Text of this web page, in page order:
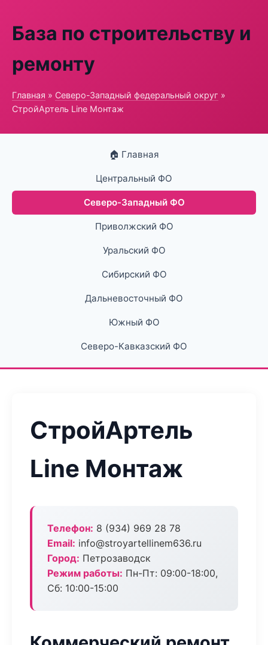
База по строительству и
ремонту
Главная » Северо-Западный федеральный округ »
СтройАртель Line Монтаж
🏠 Главная
Центральный ФО
Северо-Западный ФО
Приволжский ФО
Уральский ФО
Сибирский ФО
Дальневосточный ФО
Южный ФО
Северо-Кавказский ФО
СтройАртель
Line Монтаж
Телефон: 8 (934) 969 28 78
Email: info@stroyartellinem636.ru
Город: Петрозаводск
Режим работы: Пн-Пт: 09:00-18:00,
Сб: 10:00-15:00